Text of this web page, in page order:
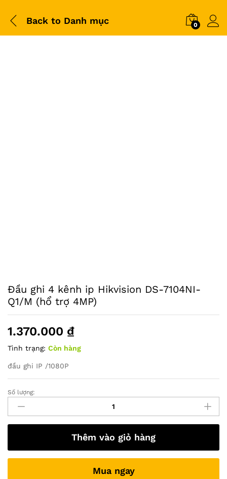
Back to Danh mục 0
Đầu ghi 4 kênh ip Hikvision DS-7104NI-
Q1/M (hổ trợ 4MP)
1.370.000 ₫
Tình trạng: Còn hàng
đầu ghi IP /1080P
Đầu
4
kênh
Hikvision
DS-
Số lượng:
Thêm vào giỏ hàng
Mua ngay